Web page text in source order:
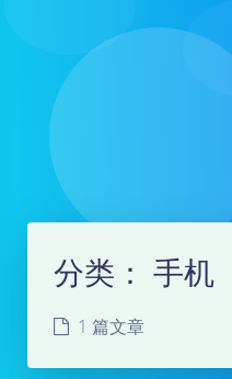
分类： 手机
1 篇文章